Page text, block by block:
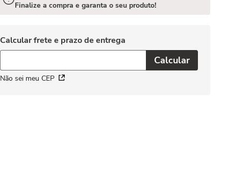
Finalize a compra e garanta o seu produto!
Não sei meu CEP